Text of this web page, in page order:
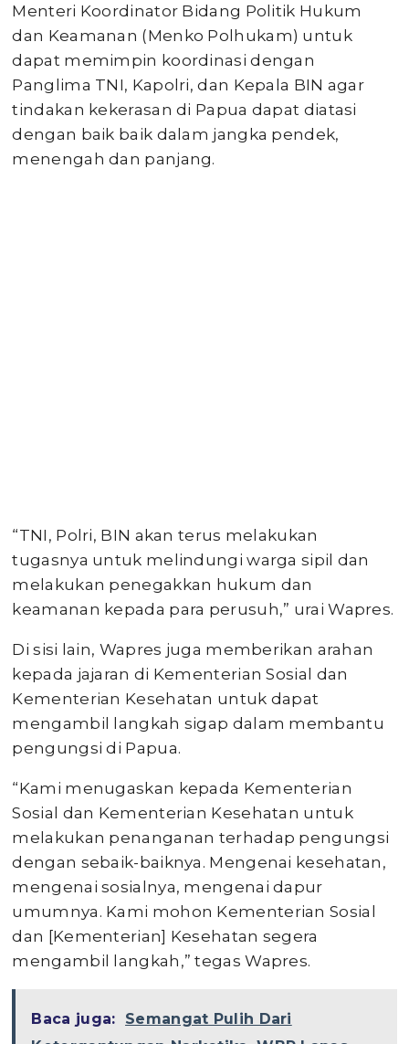
Menteri Koordinator Bidang Politik Hukum
dan Keamanan (Menko Polhukam) untuk
dapat memimpin koordinasi dengan
Panglima TNI, Kapolri, dan Kepala BIN agar
tindakan kekerasan di Papua dapat diatasi
dengan baik baik dalam jangka pendek,
menengah dan panjang.
“TNI, Polri, BIN akan terus melakukan
tugasnya untuk melindungi warga sipil dan
melakukan penegakkan hukum dan
keamanan kepada para perusuh,” urai Wapres.
Di sisi lain, Wapres juga memberikan arahan
kepada jajaran di Kementerian Sosial dan
Kementerian Kesehatan untuk dapat
mengambil langkah sigap dalam membantu
pengungsi di Papua.
“Kami menugaskan kepada Kementerian
Sosial dan Kementerian Kesehatan untuk
melakukan penanganan terhadap pengungsi
dengan sebaik-baiknya. Mengenai kesehatan,
mengenai sosialnya, mengenai dapur
umumnya. Kami mohon Kementerian Sosial
dan [Kementerian] Kesehatan segera
mengambil langkah,” tegas Wapres.
Baca juga:
Semangat Pulih Dari